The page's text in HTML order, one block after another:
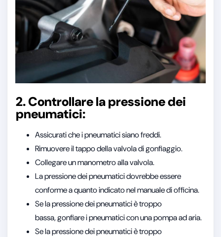
2. Controllare la pressione dei
pneumatici:
Assicurati che i pneumatici siano freddi.
Rimuovere il tappo della valvola di gonfiaggio.
Collegare un manometro alla valvola.
La pressione dei pneumatici dovrebbe essere
conforme a quanto indicato nel manuale di officina.
Se la pressione dei pneumatici è troppo
bassa, gonfiare i pneumatici con una pompa ad aria.
Se la pressione dei pneumatici è troppo